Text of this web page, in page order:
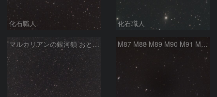
化石職人 化石職人
マルカリアンの銀河鎖 おとめ座・ かみのけ座の銀河 M87 M88 M89 M90 M91 M100 マルカリアンの銀河鎖 おとめ座 かみのけ座